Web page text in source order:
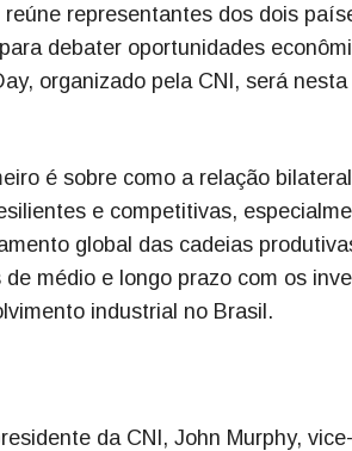
representantes dos dois
debater oportunidades
organizado pela CNI, será
é sobre como a relação
e competitivas,
global das cadeias
médio e longo prazo com os
industrial no Brasil.
da CNI, John Murphy,